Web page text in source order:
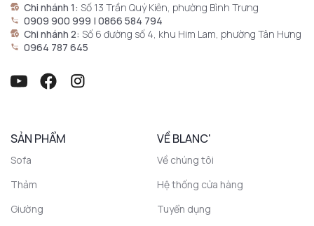
Chi nhánh 1: Số 13 Trần Quý Kiên, phường Bình Trưng
0909 900 999 | 0866 584 794
Chi nhánh 2: Số 6 đường số 4, khu Him Lam, phường Tân Hưng
0964 787 645
SẢN PHẨM
Sofa
Thảm
Giường
VỀ BLANC'
Về chúng tôi
Hệ thống cửa hàng
Tuyển dụng